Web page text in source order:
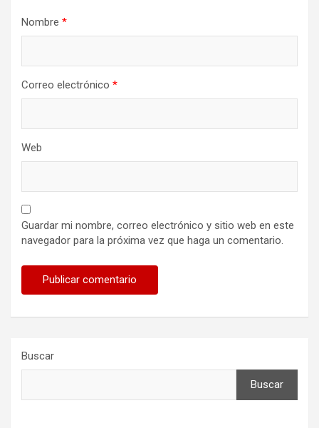
Nombre *
Correo electrónico *
Web
Guardar mi nombre, correo electrónico y sitio web en este
navegador para la próxima vez que haga un comentario.
Buscar
Buscar